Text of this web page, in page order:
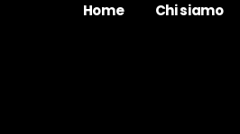
Home Chi siamo